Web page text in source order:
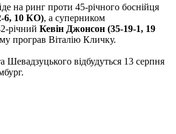
на ринг проти 45-річного боснійця
6, 10 КО), а суперником
річний Кевін Джонсон (35-19-1, 19
програв Віталію Кличку.
відбудуться 13 серпня